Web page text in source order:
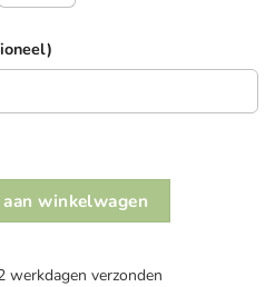
winkelwagen
verzonden